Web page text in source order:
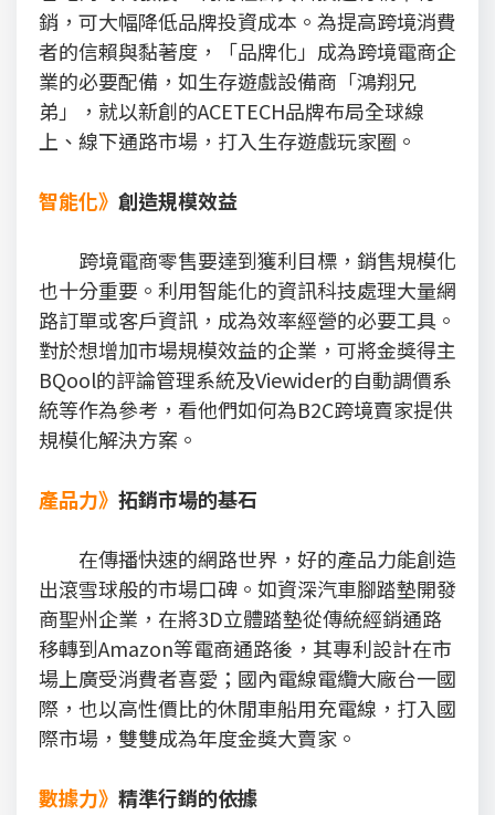
銷，可大幅降低品牌投資成本。為提高跨境消費
者的信賴與黏著度，「品牌化」成為跨境電商企
業的必要配備，如生存遊戲設備商「鴻翔兄
弟」，就以新創的ACETECH品牌布局全球線
上、線下通路市場，打入生存遊戲玩家圈。
智能化》 創造規模效益
跨境電商零售要達到獲利目標，銷售規模化
也十分重要。利用智能化的資訊科技處理大量網
路訂單或客戶資訊，成為效率經營的必要工具。
對於想增加市場規模效益的企業，可將金獎得主
BQool的評論管理系統及Viewider的自動調價系
統等作為參考，看他們如何為B2C跨境賣家提供
規模化解決方案。
產品力》 拓銷市場的基石
在傳播快速的網路世界，好的產品力能創造
出滾雪球般的市場口碑。如資深汽車腳踏墊開發
商聖州企業，在將3D立體踏墊從傳統經銷通路
移轉到Amazon等電商通路後，其專利設計在市
場上廣受消費者喜愛；國內電線電纜大廠台一國
際，也以高性價比的休閒車船用充電線，打入國
際市場，雙雙成為年度金獎大賣家。
數據力》 精準行銷的依據